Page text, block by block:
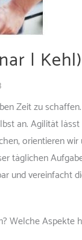
| Kehl)
Zeit zu
an. Agilität
orientieren
täglichen
und vereinfacht
Welche Aspekte